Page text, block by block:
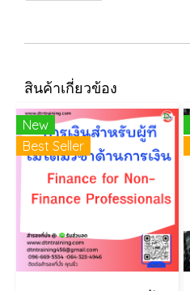
สินค้าเกี่ยวข้อง
New
Best Seller